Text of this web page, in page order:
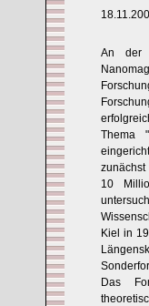
An der
Thema
10
Kiel in
Das